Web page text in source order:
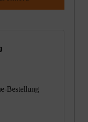
Bestellung